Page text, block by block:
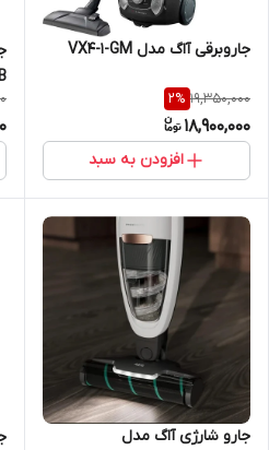
جاروبرقی آاگ مدل VX4-1-GM
19,350,000
2%
18,900,000
افزودن به سبد
جارو شارژی آاگ مدل